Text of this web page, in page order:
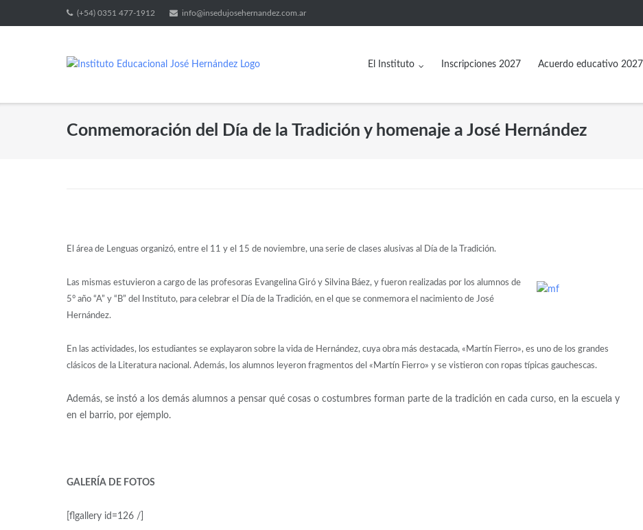
(+54) 0351 477-1912 info@insedujosehernandez.com.ar
El Instituto Inscripciones 2027 Acuerdo educativo 2027
Conmemoración del Día de la Tradición y homenaje a José Hernández
El área de Lenguas organizó, entre el 11 y el 15 de noviembre, una serie de clases alusivas al Día de la Tradición.
Las mismas estuvieron a cargo de las profesoras Evangelina Giró y Silvina Báez, y fueron realizadas por los alumnos de
5° año “A” y “B” del Instituto, para celebrar el Día de la Tradición, en el que se conmemora el nacimiento de José
Hernández.
En las actividades, los estudiantes se explayaron sobre la vida de Hernández, cuya obra más destacada, «Martín Fierro», es uno de los grandes
clásicos de la Literatura nacional. Además, los alumnos leyeron fragmentos del «Martín Fierro» y se vistieron con ropas típicas gauchescas.
Además, se instó a los demás alumnos a pensar qué cosas o costumbres forman parte de la tradición en cada curso, en la escuela y
en el barrio, por ejemplo.
GALERÍA DE FOTOS
[flgallery id=126 /]